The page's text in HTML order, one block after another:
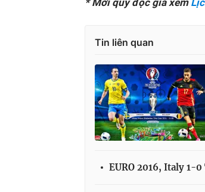
​* ​Mời quý độc giả xem
Tin liên quan
EURO 2016, Italy 1-